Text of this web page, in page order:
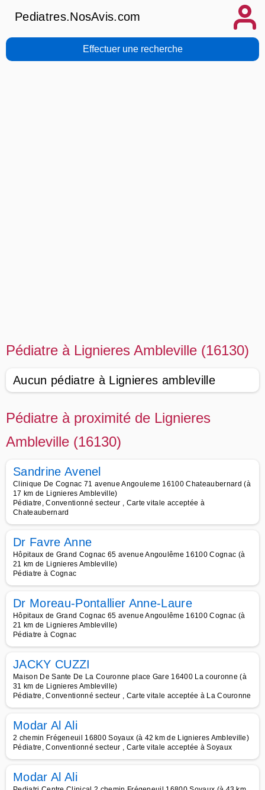
Pediatres.NosAvis.com
Effectuer une recherche
Pédiatre à Lignieres Ambleville (16130)
Aucun pédiatre à Lignieres ambleville
Pédiatre à proximité de Lignieres
Ambleville (16130)
Sandrine Avenel
Clinique De Cognac 71 avenue Angouleme 16100 Chateaubernard (à
17 km de Lignieres Ambleville)
Pédiatre, Conventionné secteur , Carte vitale acceptée à
Chateaubernard
Dr Favre Anne
Hôpitaux de Grand Cognac 65 avenue Angoulême 16100 Cognac (à
21 km de Lignieres Ambleville)
Pédiatre à Cognac
Dr Moreau-Pontallier Anne-Laure
Hôpitaux de Grand Cognac 65 avenue Angoulême 16100 Cognac (à
21 km de Lignieres Ambleville)
Pédiatre à Cognac
JACKY CUZZI
Maison De Sante De La Couronne place Gare 16400 La couronne (à
31 km de Lignieres Ambleville)
Pédiatre, Conventionné secteur , Carte vitale acceptée à La Couronne
Modar Al Ali
2 chemin Frégeneuil 16800 Soyaux (à 42 km de Lignieres Ambleville)
Pédiatre, Conventionné secteur , Carte vitale acceptée à Soyaux
Modar Al Ali